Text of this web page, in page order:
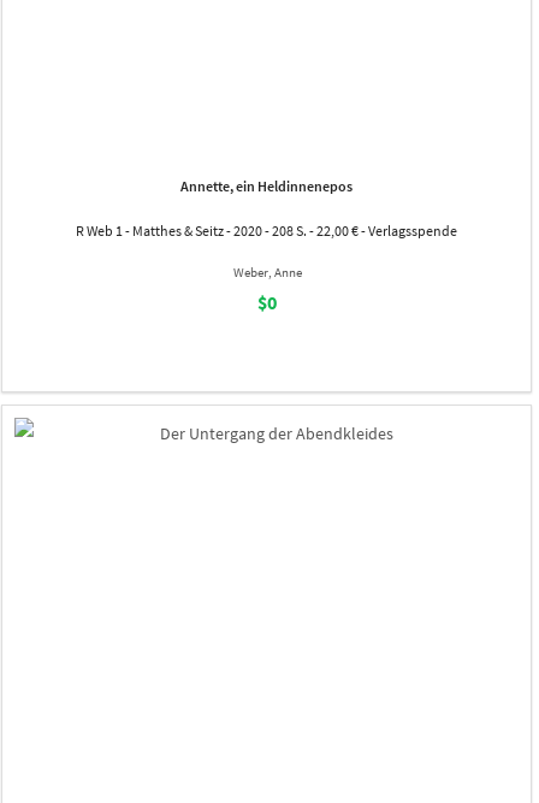
Annette, ein Heldinnenepos
R Web 1 - Matthes & Seitz - 2020 - 208 S. - 22,00 € - Verlagsspende
Weber, Anne
$0